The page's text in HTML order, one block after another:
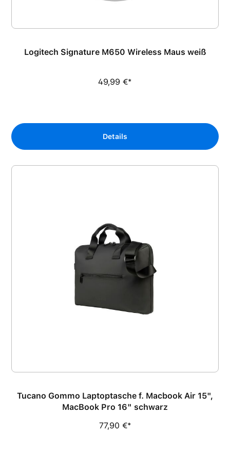
Logitech Signature M650 Wireless Maus weiß
49,99 €*
Details
Tucano Gommo Laptoptasche f. Macbook Air 15",
MacBook Pro 16" schwarz
77,90 €*